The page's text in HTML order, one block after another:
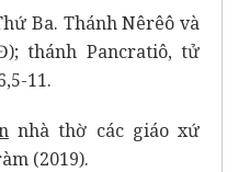
Nêrêô và
thánh Pancratiô, tử
11.
nhà thờ các giáo xứ
(2019).